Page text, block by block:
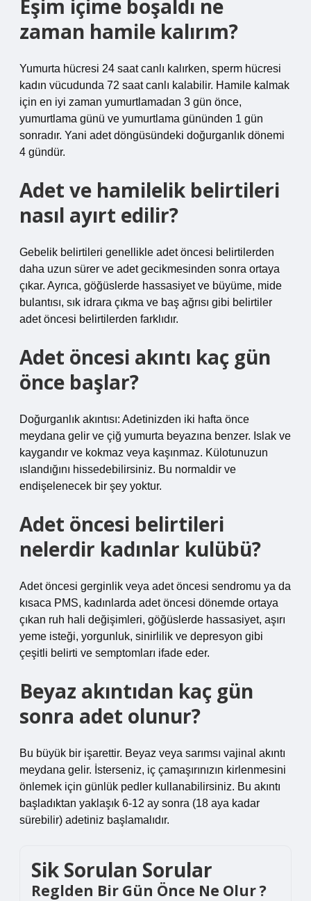
Eşim içime boşaldı ne
zaman hamile kalırım?
Yumurta hücresi 24 saat canlı kalırken, sperm hücresi
kadın vücudunda 72 saat canlı kalabilir. Hamile kalmak
için en iyi zaman yumurtlamadan 3 gün önce,
yumurtlama günü ve yumurtlama gününden 1 gün
sonradır. Yani adet döngüsündeki doğurganlık dönemi
4 gündür.
Adet ve hamilelik belirtileri
nasıl ayırt edilir?
Gebelik belirtileri genellikle adet öncesi belirtilerden
daha uzun sürer ve adet gecikmesinden sonra ortaya
çıkar. Ayrıca, göğüslerde hassasiyet ve büyüme, mide
bulantısı, sık idrara çıkma ve baş ağrısı gibi belirtiler
adet öncesi belirtilerden farklıdır.
Adet öncesi akıntı kaç gün
önce başlar?
Doğurganlık akıntısı: Adetinizden iki hafta önce
meydana gelir ve çiğ yumurta beyazına benzer. Islak ve
kaygandır ve kokmaz veya kaşınmaz. Külotunuzun
ıslandığını hissedebilirsiniz. Bu normaldir ve
endişelenecek bir şey yoktur.
Adet öncesi belirtileri
nelerdir kadınlar kulübü?
Adet öncesi gerginlik veya adet öncesi sendromu ya da
kısaca PMS, kadınlarda adet öncesi dönemde ortaya
çıkan ruh hali değişimleri, göğüslerde hassasiyet, aşırı
yeme isteği, yorgunluk, sinirlilik ve depresyon gibi
çeşitli belirti ve semptomları ifade eder.
Beyaz akıntıdan kaç gün
sonra adet olunur?
Bu büyük bir işarettir. Beyaz veya sarımsı vajinal akıntı
meydana gelir. İsterseniz, iç çamaşırınızın kirlenmesini
önlemek için günlük pedler kullanabilirsiniz. Bu akıntı
başladıktan yaklaşık 6-12 ay sonra (18 aya kadar
sürebilir) adetiniz başlamalıdır.
Sik Sorulan Sorular
Reglden Bir Gün Önce Ne Olur ?